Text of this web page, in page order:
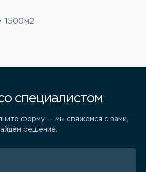
1500м2
специалистом
форму — мы свяжемся с вами,
решение.